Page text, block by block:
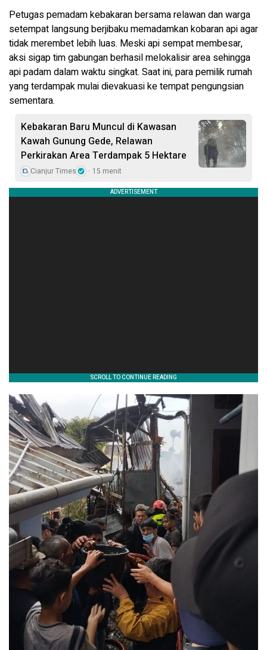
Petugas pemadam kebakaran bersama relawan dan warga
setempat langsung berjibaku memadamkan kobaran api agar
tidak merembet lebih luas. Meski api sempat membesar,
aksi sigap tim gabungan berhasil melokalisir area sehingga
api padam dalam waktu singkat. Saat ini, para pemilik rumah
yang terdampak mulai dievakuasi ke tempat pengungsian
sementara.
Kebakaran Baru Muncul di Kawasan
Kawah Gunung Gede, Relawan
Perkirakan Area Terdampak 5 Hektare
Cianjur Times 15 menit